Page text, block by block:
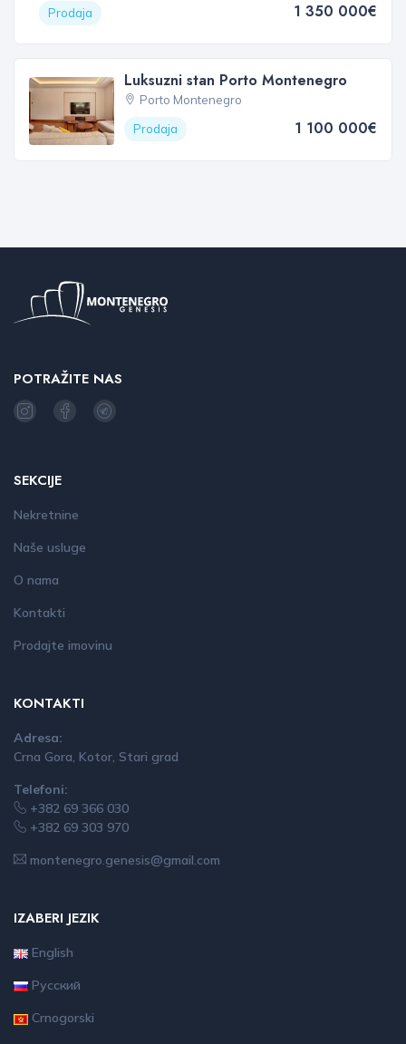
Prodaja
1 350 000€
Luksuzni stan Porto Montenegro
Porto Montenegro
Prodaja
1 100 000€
POTRAŽITE NAS
SEKCIJE
Nekretnine
Naše usluge
O nama
Kontakti
Prodajte imovinu
KONTAKTI
Adresa:
Crna Gora, Kotor, Stari grad
Telefoni:
+382 69 366 030
+382 69 303 970
montenegro.genesis@gmail.com
IZABERI JEZIK
English
Русский
Crnogorski